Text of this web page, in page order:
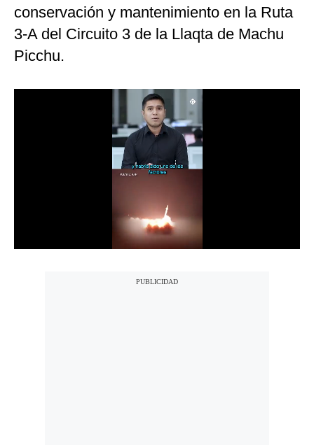
Internacional
Tecnología
conservación y mantenimiento en la Ruta
3-A del Circuito 3 de la Llaqta de Machu
Picchu.